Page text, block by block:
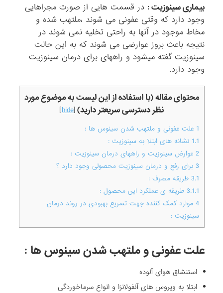
بیماری سینوزیت : در قسمت هایی از صورت مجراهایی
وجود دارد که وقتی عفونی می شوند ،ملتهب شده و
مخاط موجود در آنها به راحتی تخلیه نمی شوند در
نتیجه باعث بروز عوارضی می شوند که به این حالت
سینوزیت گفته میشود و راههای برای درمان سینوزیت
وجود دارد.
محتوای مقاله (با استفاده از این لیست به موضوع مورد
نظر دسترسی سریعتر دارید)[
hide
]
1 علت عفونی و ملتهب شدن سینوس ها :
1.1 نشانه های ابتلا به سینوزیت :
2 عوارض سینوزیت و راههای درمان سینوزیت :
3 برای رفع و درمان سینوزیت محصولی وجود دارد ؟
3.1 طریقه مصرف :
3.1.1 طریقه ی عملکرد این محصول :
4 موارد کمک کننده جهت تسریع بهبودی در روند درمان
سینوزیت :
علت عفونی و ملتهب شدن سینوس ها :
استنشاق هوای آلوده
ابتلا به ویروس های آنفولانزا و انواع سرماخوردگی